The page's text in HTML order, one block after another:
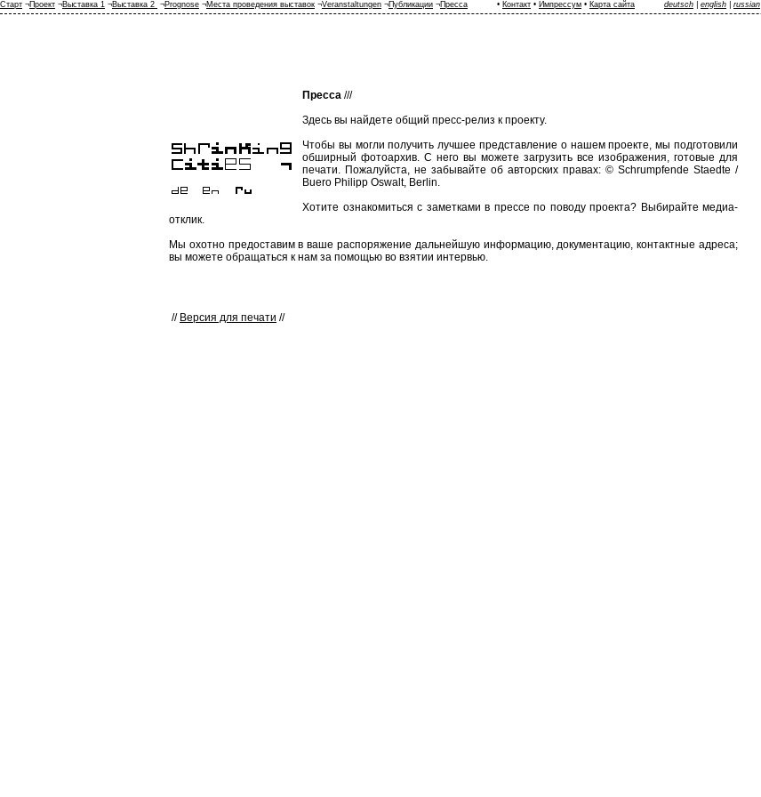
Пресса ///
Здесь вы найдете общий пресс-релиз к проекту.
Чтобы вы могли получить лучшее представление о нашем проекте, мы подготовили
обширный фотоархив. С него вы можете загрузить все изображения, готовые для
печати. Пожалуйста, не забывайте об авторских правах: © Schrumpfende Staedte /
Buero Philipp Oswalt, Berlin.
Хотите ознакомиться с заметками в прессе по поводу проекта? Выбирайте медиа-
отклик.
Мы охотно предоставим в ваше распоряжение дальнейшую информацию, документацию, контактные адреса;
вы можете обращаться к нам за помощью во взятии интервью.
// Версия для печати //
Старт ¬Проект ¬Выставка 1 ¬Выставка 2 ¬Prognose ¬Места проведения выставок ¬Veranstaltungen ¬Публикации ¬Пресса • Контакт • Импрессум • Карта сайта deutsch english russian